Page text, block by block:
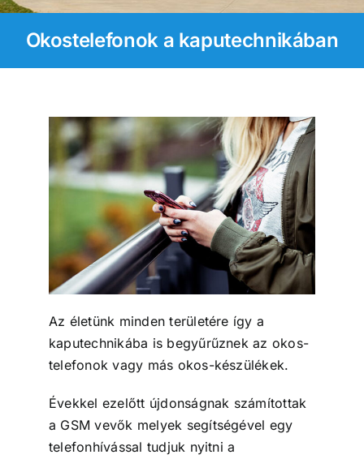
Kapcsolat
Okostelefonok a kaputechnikában
Az életünk minden területére így a
kaputechnikába is begyűrűznek az okos-
telefonok vagy más okos-készülékek.
Évekkel ezelőtt újdonságnak számítottak
a GSM vevők melyek segítségével egy
telefonhívással tudjuk nyitni a